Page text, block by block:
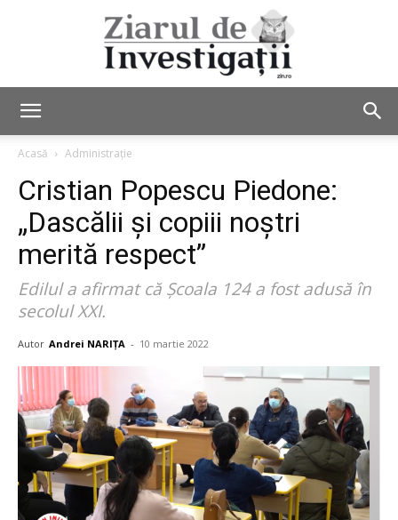
Investigații
Acasă Administrație
Cristian Popescu Piedone:
„Dascălii și copiii noștri
merită respect”
Edilul a afirmat că Școala 124 a fost adusă în
secolul XXI.
Autor Andrei NARIȚA - 10 martie 2022